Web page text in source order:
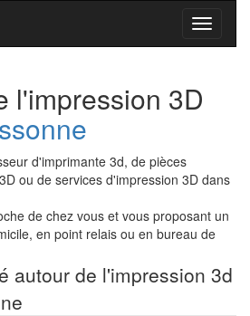
Toggle
l'impression 3D
d'imprimante 3d, de pièces
ou de services d'impression 3D dans
de chez vous et vous proposant un
en point relais ou en bureau de
autour de l'impression 3d